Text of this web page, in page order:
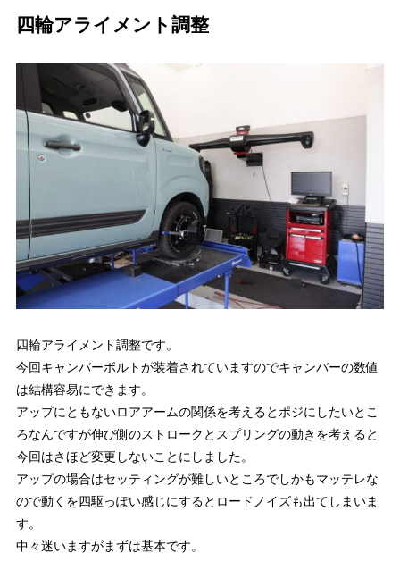
四輪アライメント調整
四輪アライメント調整です。
今回キャンバーボルトが装着されていますのでキャンバーの数値
は結構容易にできます。
アップにともないロアアームの関係を考えるとポジにしたいとこ
ろなんですが伸び側のストロークとスプリングの動きを考えると
今回はさほど変更しないことにしました。
アップの場合はセッティングが難しいところでしかもマッテレな
ので動くを四駆っぽい感じにするとロードノイズも出てしまいま
す。
中々迷いますがまずは基本です。